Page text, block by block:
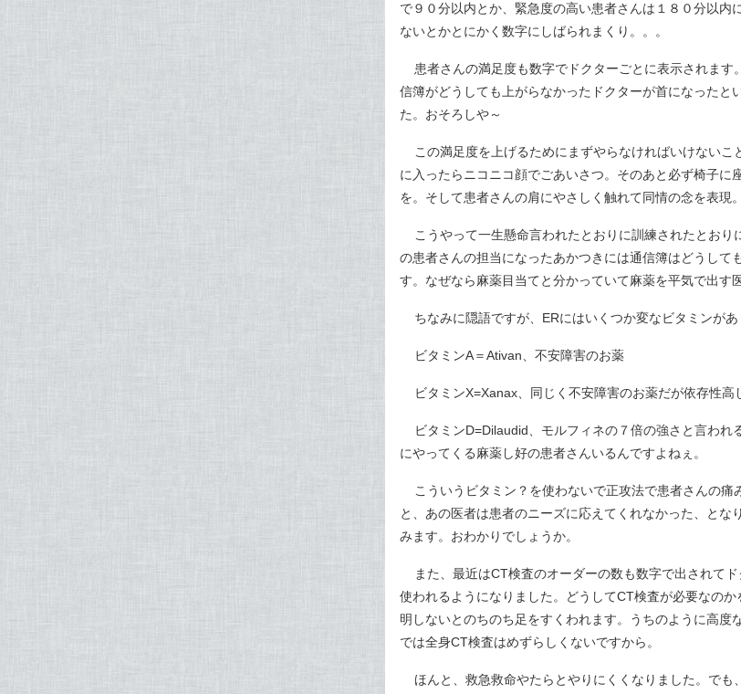
で９０分以内とか、緊急度の高い患者さんは１８０分以内
ないとかとにかく数字にしばられまくり。。。
患者さんの満足度も数字でドクターごとに表示されます
信簿がどうしても上がらなかったドクターが首になったと
た。おそろしや～
この満足度を上げるためにまずやらなければいけないこ
に入ったらニコニコ顔でごあいさつ。そのあと必ず椅子に
を。そして患者さんの肩にやさしく触れて同情の念を表現。
こうやって一生懸命言われたとおりに訓練されたとおり
の患者さんの担当になったあかつきには通信簿はどうして
す。なぜなら麻薬目当てと分かっていて麻薬を平気で出す
ちなみに隠語ですが、ERにはいくつか変なビタミンがあ
ビタミンA＝Ativan、不安障害のお薬
ビタミンX=Xanax、同じく不安障害のお薬だが依存性高
ビタミンD=Dilaudid、モルフィネの７倍の強さと言われ
にやってくる麻薬し好の患者さんいるんですよねぇ。
こういうビタミン？を使わないで正攻法で患者さんの痛
と、あの医者は患者のニーズに応えてくれなかった、とな
みます。おわかりでしょうか。
また、最近はCT検査のオーダーの数も数字で出されて
使われるようになりました。どうしてCT検査が必要なのか
明しないとのちのち足をすくわれます。うちのように高度
では全身CT検査はめずらしくないですから。
ほんと、救急救命やたらとやりにくくなりました。でも